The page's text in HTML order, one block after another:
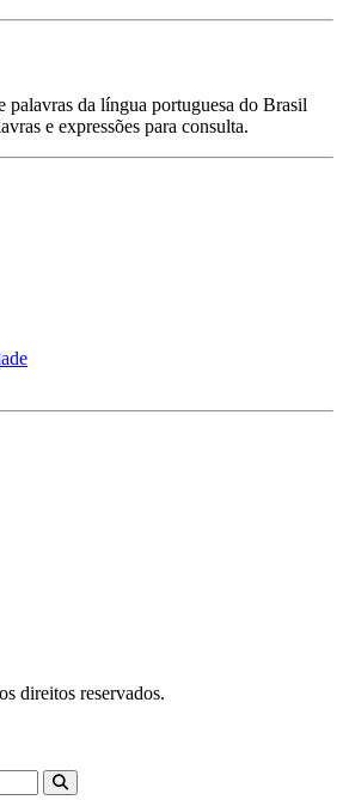
palavras da língua portuguesa do Brasil
e expressões para consulta.
direitos reservados.